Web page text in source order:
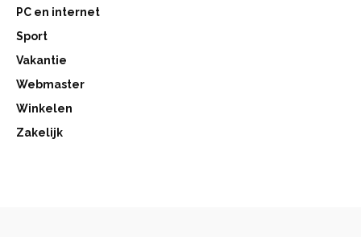
PC en internet
Sport
Vakantie
Webmaster
Winkelen
Zakelijk